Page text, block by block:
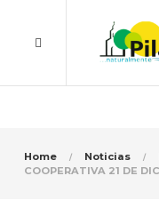
Home Noticias
COOPERATIVA 21 DE